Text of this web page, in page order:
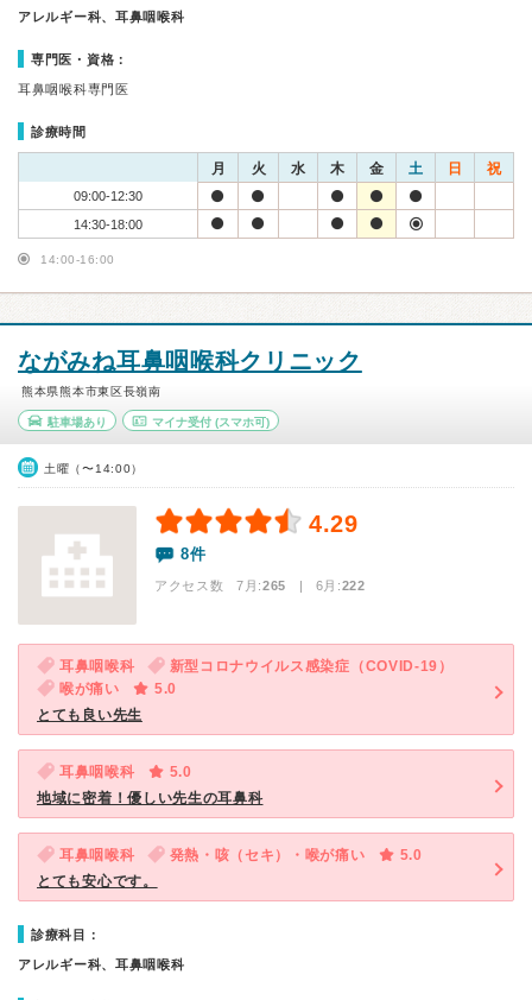
アレルギー科、耳鼻咽喉科
専門医・資格：
耳鼻咽喉科専門医
診療時間
月 火 水 木 金 土 日 祝
09:00-12:30
14:30-18:00
14:00-16:00
ながみね耳鼻咽喉科クリニック
熊本県熊本市東区長嶺南
駐車場あり マイナ受付(スマホ可)
土曜（〜14:00）
4.29
8件
アクセス数 7月:265 | 6月:222
耳鼻咽喉科
新型コロナウイルス感染症（COVID-19）
喉が痛い
5.0
とても良い先生
耳鼻咽喉科
5.0
地域に密着！優しい先生の耳鼻科
耳鼻咽喉科 発熱・咳（セキ）・喉が痛い
5.0
とても安心です。
診療科目：
アレルギー科、耳鼻咽喉科